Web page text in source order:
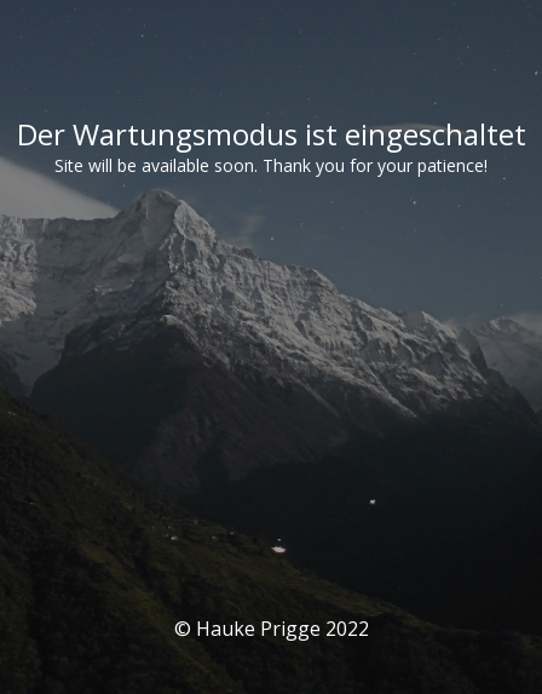
Der Wartungsmodus ist eingeschaltet
Site will be available soon. Thank you for your patience!
© Hauke Prigge 2022